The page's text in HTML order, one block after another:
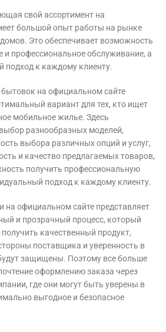
свой ассортимент на
большой опыт работы на рынке
Это обеспечивает возможность
и профессиональное обслуживание, а
подход к каждому клиенту.
на официальном сайте
вариант для тех, кто ищет
мобильное жилье. Здесь
разнообразных моделей,
выбора различных опций и услуг,
и качество предлагаемых товаров,
получить профессиональную
подход к каждому клиенту.
на официальном сайте представляет
и прозрачный процесс, который
качественный продукт,
поставщика и уверенность в
защищены. Поэтому все больше
оформлению заказа через
где они могут быть уверены в
выгодное и безопасное